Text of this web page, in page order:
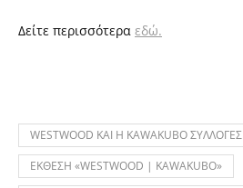
Δείτε περισσότερα εδώ.
WESTWOOD ΚΑΙ Η KAWAKUBO ΣΥΛΛΟΓΕΣ
ΕΚΘΕΣΗ «WESTWOOD | KAWAKUBO»